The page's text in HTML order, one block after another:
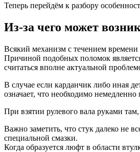
Теперь перейдём к разбору
Из-за чего может
Всякий механизм с течением времени
Причиной подобных поломок
считаться вполне актуальной
В случае если карданчик либо иная
означает, что необходимо
При взятии рулевого вала руками
Важно заметить, что стук далеко не
специальной смазки.
Когда образуется люфт в области